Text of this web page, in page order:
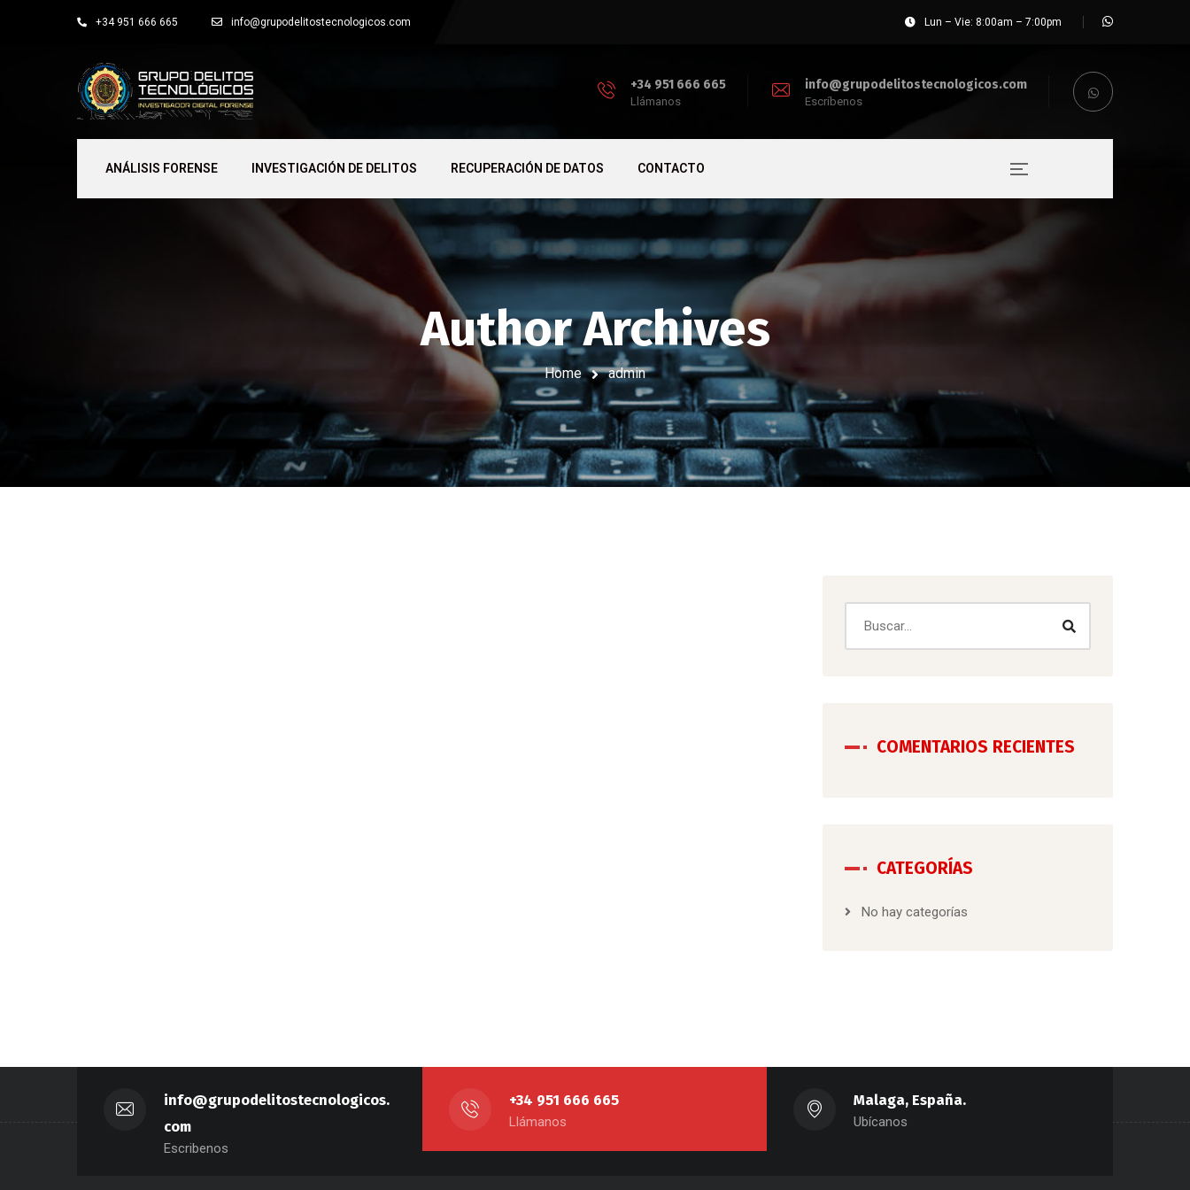
+34 951 666 665 info@grupodelitostecnologicos.com Lun – Vie: 8:00am – 7:00pm
+34 951 666 665
Llámanos
info@grupodelitostecnologicos.com
Escríbenos
ANÁLISIS FORENSE INVESTIGACIÓN DE DELITOS RECUPERACIÓN DE DATOS CONTACTO
Author Archives
Home admin
COMENTARIOS RECIENTES
CATEGORÍAS
No hay categorías
info@grupodelitostecnologicos.
com
Escribenos
+34 951 666 665
Llámanos
Malaga, España.
Ubícanos